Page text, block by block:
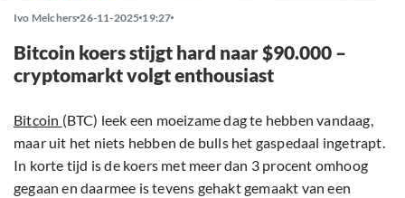
Ivo Melchers 26-11-2025 19:27
Bitcoin koers stijgt hard naar $90.000 –
cryptomarkt volgt enthousiast
Bitcoin (BTC) leek een moeizame dag te hebben vandaag,
maar uit het niets hebben de bulls het gaspedaal ingetrapt.
In korte tijd is de koers met meer dan 3 procent omhoog
gegaan en daarmee is tevens gehakt gemaakt van een